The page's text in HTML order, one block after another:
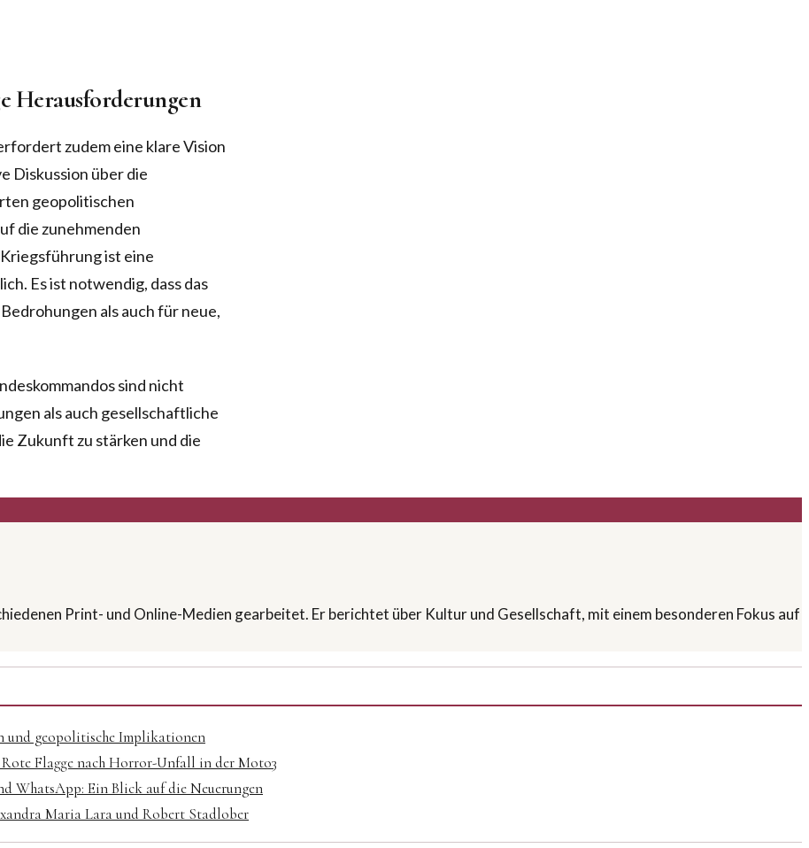
Herausforderungen
zudem eine klare Vision
Diskussion über die
geopolitischen
die zunehmenden
ist eine
Es ist notwendig, dass das
als auch für neue,
sind nicht
als auch gesellschaftliche
Zukunft zu stärken und die
Print- und Online-Medien gearbeitet. Er berichtet über Kultur und Gesellschaft, mit einem besonderen Fokus auf
geopolitische Implikationen
Flagge nach Horror-Unfall in der Moto3
WhatsApp: Ein Blick auf die Neuerungen
Maria Lara und Robert Stadlober